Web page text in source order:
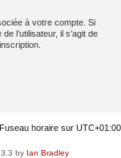
à votre compte. Si
l’utilisateur, il s’agit de
Fuseau horaire sur UTC+01:00
by Ian Bradley